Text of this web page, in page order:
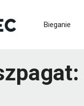
Bieganie